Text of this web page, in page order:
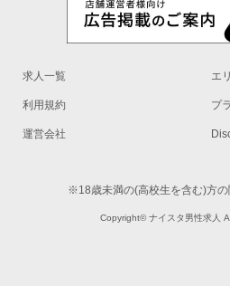
求人一覧 エ
利用規約 プ
運営会社
※18歳未満の(高校生を含む)方
Copyright© ナイスタ男性求人